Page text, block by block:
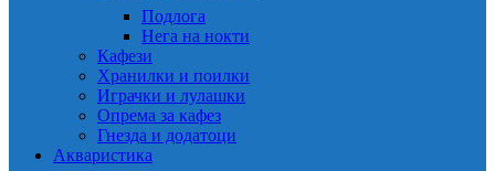
Подлога
Нега на нокти
Кафези
Хранилки и поилки
Играчки и лулашки
Опрема за кафез
Гнезда и додатоци
Акваристика